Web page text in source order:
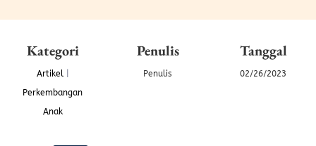
Kategori
Artikel|
Perkembangan
Anak
Penulis
Penulis
Tanggal
02/26/2023